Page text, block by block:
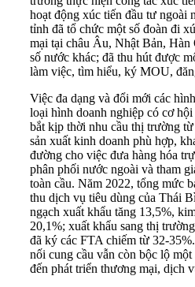
hoạt động xúc tiến đầu tư ngoài
tỉnh đã tổ chức một số đoàn đi
mại tại châu Âu, Nhật Bản,
số nước khác; đã thu hút được
làm việc, tìm hiểu, ký MOU,
Việc đa dạng và đổi mới các
loại hình doanh nghiệp có cơ
bắt kịp thời nhu cầu thị trường
sản xuất kinh doanh phù hợp,
đường cho việc đưa hàng hóa
phân phối nước ngoài và tham
toàn cầu. Năm 2022, tổng mức
thu dịch vụ tiêu dùng của Thái
ngạch xuất khẩu tăng 13,5%,
20,1%; xuất khẩu sang thị
đã ký các FTA chiếm từ 32-
nối cung cầu vẫn còn bộc lộ
đến phát triển thương mại, dịch